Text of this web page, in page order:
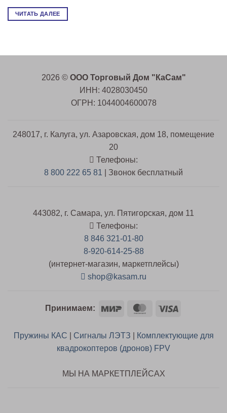
ЧИТАТЬ ДАЛЕЕ
2026 © ООО Торговый Дом "КаСам"
ИНН: 4028030450
ОГРН: 1044004600078
248017, г. Калуга, ул. Азаровская, дом 18, помещение
20
Телефоны:
8 800 222 65 81 | Звонок бесплатный
443082, г. Самара, ул. Пятигорская, дом 11
Телефоны:
8 846 321-01-80
8-920-614-25-88
(интернет-магазин, маркетплейсы)
shop@kasam.ru
Принимаем: Mir MasterCard
Visa
Пружины КАС Сигналы ЛЭТЗ
Комплектующие для
квадрокоптеров (дронов) FPV
МЫ НА МАРКЕТПЛЕЙСАХ